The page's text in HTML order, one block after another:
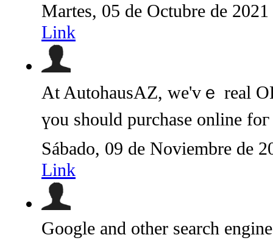
Martes, 05 de Octubre de
Link
At AutohausAZ, ᴡe'vｅ real
үou ѕhould purchase online
Sábado, 09 de Noviembre de
Link
Google and other search